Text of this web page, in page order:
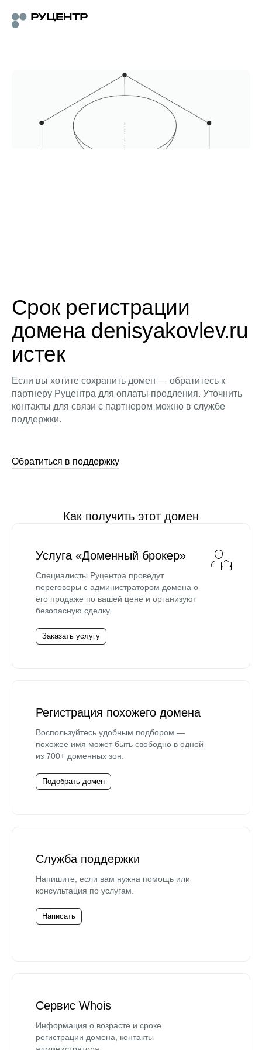
Срок регистрации
домена denisyakovlev.ru
истек
Если вы хотите сохранить домен — обратитесь к
партнеру Руцентра для оплаты продления. Уточнить
контакты для связи с партнером можно в службе
поддержки.
Обратиться в поддержку
Как получить этот домен
Услуга «Доменный брокер»
Специалисты Руцентра проведут
переговоры с администратором домена о
его продаже по вашей цене и организуют
безопасную сделку.
Заказать услугу
Регистрация похожего домена
Воспользуйтесь удобным подбором —
похожее имя может быть свободно в одной
из 700+ доменных зон.
Подобрать домен
Служба поддержки
Напишите, если вам нужна помощь или
консультация по услугам.
Написать
Сервис Whois
Информация о возрасте и сроке
регистрации домена, контакты